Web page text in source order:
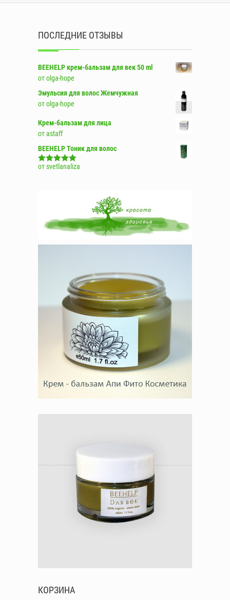
ПОСЛЕДНИЕ ОТЗЫВЫ
BEEHELP крем-бальзам для век 50 ml
от olga-hope
Эмульсия для волос Жемчужная
от olga-hope
Крем-бальзам для лица
от astaff
BEEHELP Тоник для волос
Оценка5из
от svetlanaliza
КОРЗИНА